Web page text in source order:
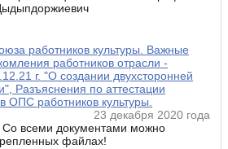
работников культуры. Важные
работников отрасли -
г. "О создании двухсторонней
Разъяснения по аттестации
ОПС работников культуры.
23 декабря 2020 года
всеми документами можно
файлах!